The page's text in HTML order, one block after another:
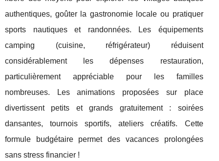
authentiques, goûter la gastronomie locale ou pratiquer
sports nautiques et randonnées. Les équipements
camping (cuisine, réfrigérateur) réduisent
considérablement les dépenses restauration,
particulièrement appréciable pour les familles
nombreuses. Les animations proposées sur place
divertissent petits et grands gratuitement : soirées
dansantes, tournois sportifs, ateliers créatifs. Cette
formule budgétaire permet des vacances prolongées
sans stress financier !